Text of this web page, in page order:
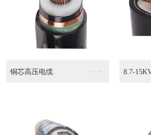
KVVP2 4503...
15KV高压...